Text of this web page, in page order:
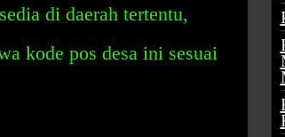
di daerah tertentu,
kode pos desa ini sesuai